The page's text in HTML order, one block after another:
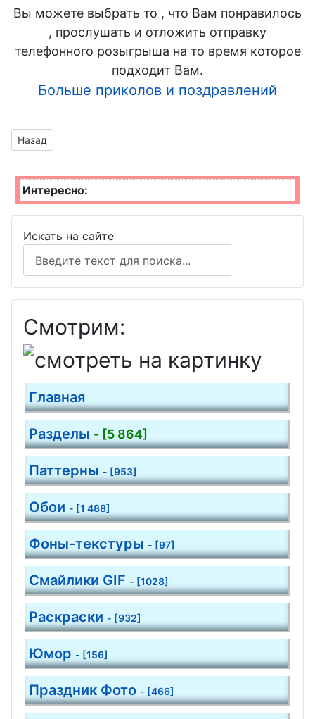
Вы можете выбрать то , что Вам понравилось
, прослушать и отложить отправку
телефонного розыгрыша на то время которое
подходит Вам.
Больше приколов и поздравлений
Предыдущий материал: к празднику Великой Победы
Назад
Интересно:
Искать на сайте
Смотрим:
Главная
Разделы - [5 864]
Паттерны - [953]
Обои - [1 488]
Фоны-текстуры - [97]
Смайлики GIF - [1028]
Раскраски - [932]
Юмор - [156]
Праздник Фото - [466]